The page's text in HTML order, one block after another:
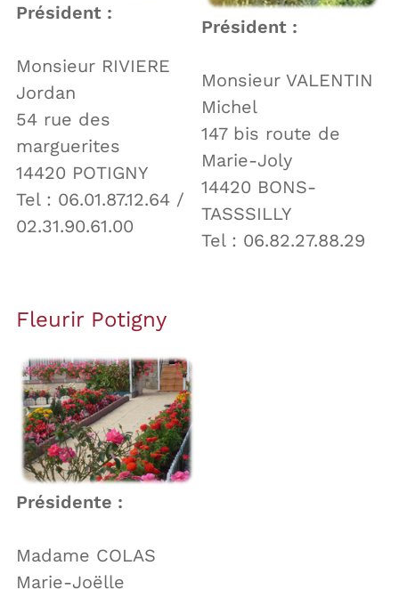
Président :
Monsieur RIVIERE
Jordan
54 rue des
marguerites
14420 POTIGNY
Tel : 06.01.87.12.64 /
02.31.90.61.00
Président :
Monsieur VALENTIN
Michel
147 bis route de
Marie-Joly
14420 BONS-
TASSSILLY
Tel : 06.82.27.88.29
Fleurir Potigny
Présidente :
Madame COLAS
Marie-Joëlle